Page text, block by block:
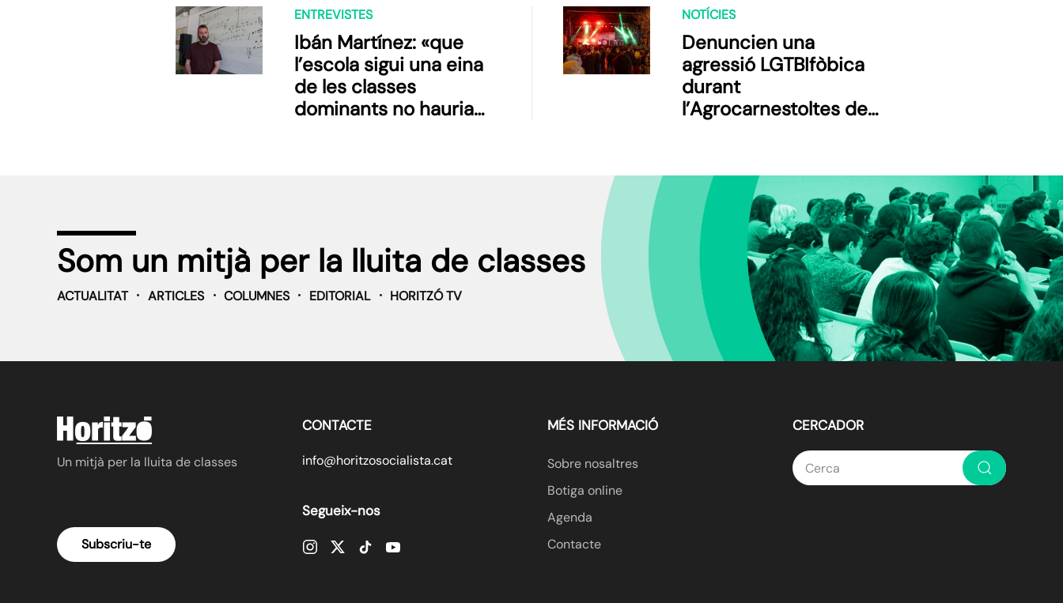
ENTREVISTES
Ibán Martínez: «que
l’escola sigui una eina
de les classes
dominants no hauria
NOTÍCIES
Denuncien una
agressió LGTBIfòbica
durant
l’Agrocarnestoltes de
Som un mitjà per la lluita de classes
ACTUALITAT ARTICLES COLUMNES EDITORIAL HORITZÓ TV
Un mitjà per la lluita de classes
Subscriu-te
CONTACTE
info@horitzosocialista.cat
Segueix-nos
MÉS INFORMACIÓ
Sobre nosaltres
Botiga online
Agenda
Contacte
CERCADOR